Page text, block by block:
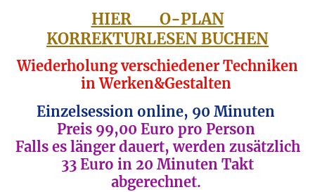
HIER O-PLAN
KORREKTURLESEN BUCHEN
Wiederholung verschiedener Techniken
in Werken&Gestalten
Einzelsession online, 90 Minuten
Preis 99,00 Euro pro Person
Falls es länger dauert, werden zusätzlich
33 Euro in 20 Minuten Takt
abgerechnet.